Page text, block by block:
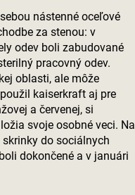
nástenné oceľové
za stenou: v
odev boli zabudované
pracovný odev.
oblasti, ale môže
kaiserkraft aj pre
a červenej, si
svoje osobné veci. Na
do sociálnych
dokončené a v januári